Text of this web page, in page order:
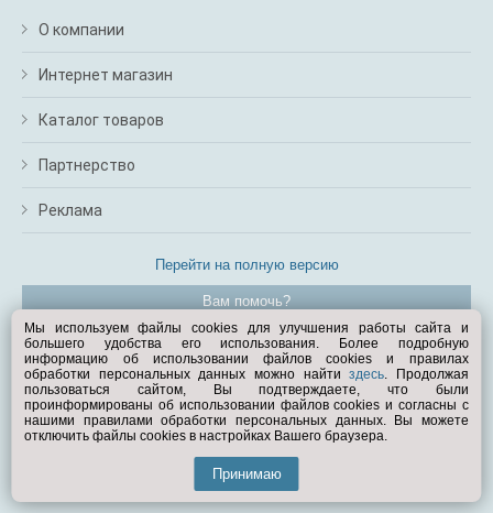
О компании
Интернет магазин
Каталог товаров
Партнерство
Реклама
Перейти на полную версию
Вам помочь?
© Exist.ru 1998—2026
Мы используем файлы cookies для улучшения работы сайта и
большего удобства его использования. Более подробную
информацию об использовании файлов cookies и правилах
обработки персональных данных можно найтиздесь. Продолжая
пользоваться сайтом, Вы подтверждаете, что были
проинформированы об использовании файлов cookies и согласны с
нашими правилами обработки персональных данных. Вы можете
отключить файлы cookies в настройках Вашего браузера.
Принимаю